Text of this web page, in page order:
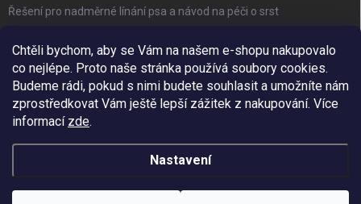
Chtěli bychom, aby se Vám na našem e-shopu nakupovalo
co nejlépe. Proto naše stránka používá soubory cookies.
Budeme rádi, pokud s nimi budete souhlasit a umožníte nám
zprostředkovat Vám ještě lepší zážitek z nakupování. Více
informací zde.
Nastavení
Řešení pro nadměrné línání psa a návod na péči o srst
Top 6 značek pro domácí mazlíčky za skvělé ceny
Copyright 2026Grenze Markt Online. Všechna práva vyhrazena.Upravit